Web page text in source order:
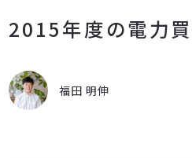
2015年度の電力
福田 明伸